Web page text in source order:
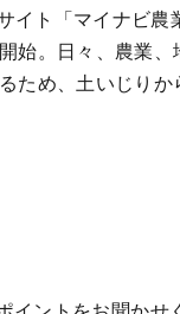
イト「マイナビ農
始。日々、農業、
ため、土いじりか